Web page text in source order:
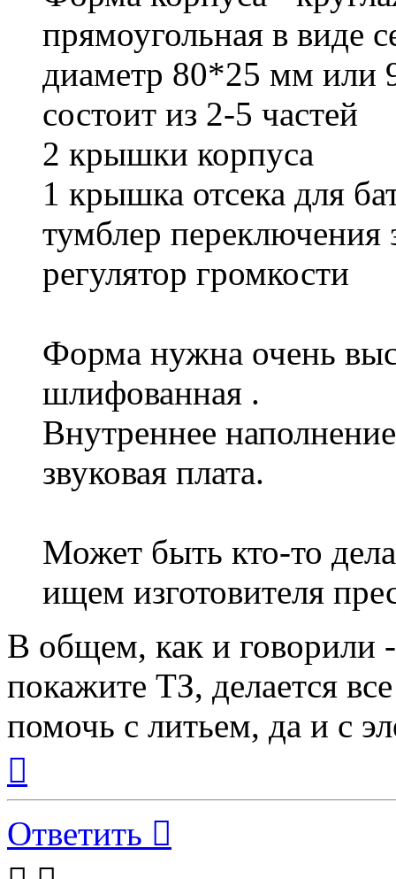
прямоугольная в виде
диаметр 80*25 мм
состоит из 2-5 частей
2 крышки корпуса
1 крышка отсека для
тумблер переключения
регулятор громкости
Форма нужна очень
шлифованная .
Внутреннее
звуковая плата.
Может быть кто-то
ищем изготовителя
В общем, как и говорили
покажите ТЗ, делается
помочь с литьем, да и с
началу
Ответить